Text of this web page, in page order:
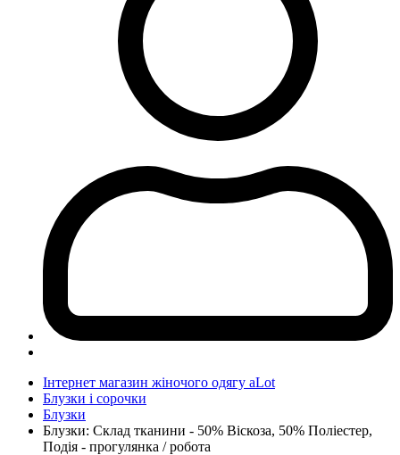
Інтернет магазин жіночого одягу aLot
Блузки і сорочки
Блузки
Блузки: Склад тканини - 50% Віскоза, 50% Поліестер,
Подія - прогулянка / робота